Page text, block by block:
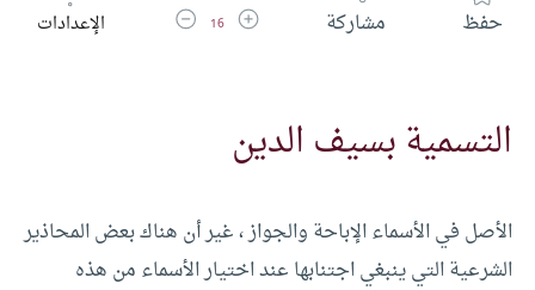
حفظ مشاركة زيادة حجم الخط
16 تقليل حجم الخطالإعدادات
التسمية بسيف الدين
الأصل في الأسماء الإباحة والجواز ، غير أن هناك بعض المحاذير
الشرعية التي ينبغي اجتنابها عند اختيار الأسماء من هذه